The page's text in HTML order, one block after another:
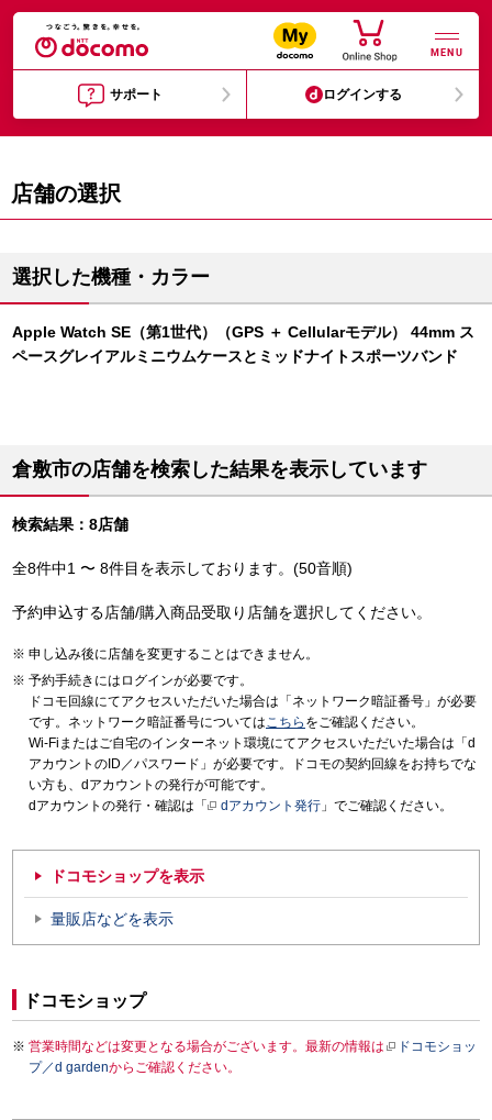
MENU
サポート ログインする
店舗の選択
選択した機種・カラー
Apple Watch SE（第1世代）（GPS ＋ Cellularモデル） 44mm ス
ペースグレイアルミニウムケースとミッドナイトスポーツバンド
倉敷市の店舗を検索した結果を表示しています
検索結果：8店舗
全8件中1 〜 8件目を表示しております。(50音順)
予約申込する店舗/購入商品受取り店舗を選択してください。
申し込み後に店舗を変更することはできません。
予約手続きにはログインが必要です。
ドコモ回線にてアクセスいただいた場合は「ネットワーク暗証番号」が必要
です。ネットワーク暗証番号についてはこちら をご確認ください。
Wi-Fiまたはご自宅のインターネット環境にてアクセスいただいた場合は「d
アカウントのID／パスワード」が必要です。ドコモの契約回線をお持ちでな
い方も、dアカウントの発行が可能です。
dアカウントの発行・確認は「
dアカウント発行 」でご確認ください。
ドコモショップを表示
量販店などを表示
ドコモショップ
営業時間などは変更となる場合がございます。最新の情報は
ドコモショッ
プ／d gardenからご確認ください。